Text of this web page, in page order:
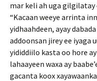
mar keli ah uga gilgilatay
“Kacaan weeye arrinta
yidhaahdeen, ayay
addoonsan jirey ee iyaga
yididdiilo kasta oo hore
lahaayeen waxa ay
gacanta koox